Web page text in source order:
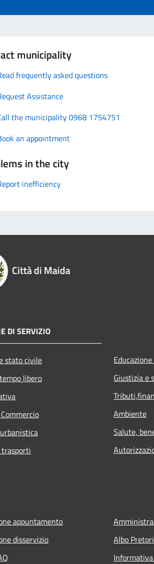
municipality
frequently asked questions
Assistance
the municipality 0968 1754751
an appointment
in the city
inefficiency
Città di Maida
DI SERVIZIO
stato civile
libero
Giustizia e
Ambiente
Salute,
appuntamento
disservizio
Albo